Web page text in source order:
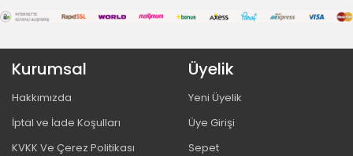
Kurumsal
Hakkımızda
İptal ve İade Koşulları
KVKK Ve Çerez Politikası
Üyelik
Yeni Üyelik
Üye Girişi
Sepet